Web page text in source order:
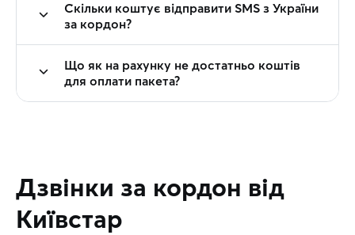
Скільки коштує відправити SMS з України
за кордон?
Що як на рахунку не достатньо коштів
для оплати пакета?
Дзвінки за кордон від
Київстар